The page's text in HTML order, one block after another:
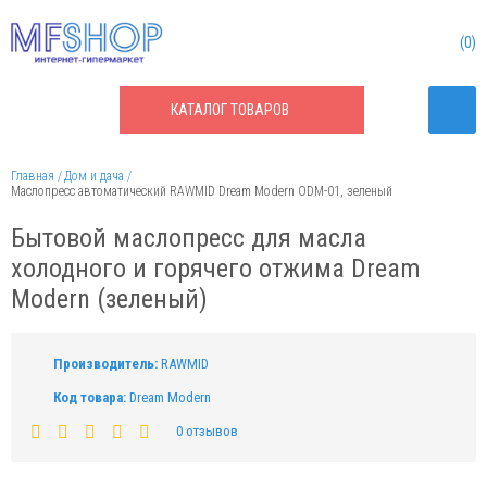
КАТАЛОГТОВАРОВ
0
Главная
Дом и дача
Маслопресс автоматический RAWMID Dream Modern ODM-01, зеленый
Бытовой маслопресс для масла
холодного и горячего отжима Dream
Modern (зеленый)
Производитель: RAWMID
Код товара: Dream Modern
0 отзывов